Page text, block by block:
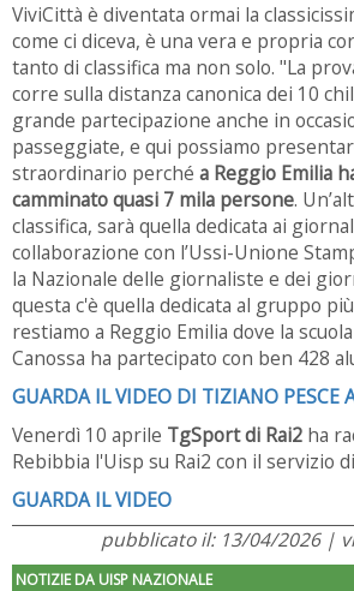
ViviCittà è diventata ormai la
come ci diceva, è una vera e propria
tanto di classifica ma non solo. "La
corre sulla distanza canonica dei 10
grande partecipazione anche in
passeggiate, e qui possiamo
straordinario perché a Reggio Emilia
camminato quasi 7 mila persone.
classifica, sarà quella dedicata ai
collaborazione con l’Ussi-Unione
la Nazionale delle giornaliste e dei
questa c'è quella dedicata al gruppo
restiamo a Reggio Emilia dove la
Canossa ha partecipato con ben 428
GUARDA IL VIDEO DI TIZIANO PESCE
Venerdì 10 aprile TgSport di Rai2 ha
Rebibbia l'Uisp su Rai2 con il servizio
GUARDA IL VIDEO
pubblicato il: 13/04/2026 |
NOTIZIE DA UISP NAZIONALE